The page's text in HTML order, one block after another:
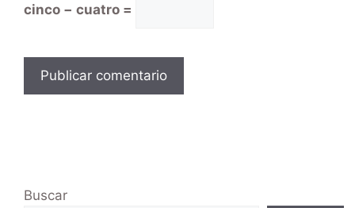
cinco − cuatro =
Buscar